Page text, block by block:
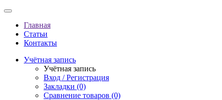
Главная
Статьи
Контакты
Учётная запись
Учётная запись
Вход / Регистрация
Закладки (0)
Сравнение товаров (0)